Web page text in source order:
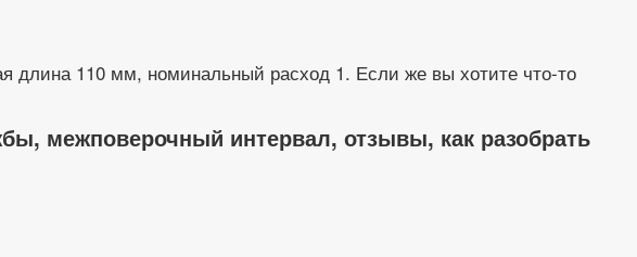
длина 110 мм, номинальный расход 1. Если же вы хотите что-то
межповерочный интервал, отзывы, как разобрать